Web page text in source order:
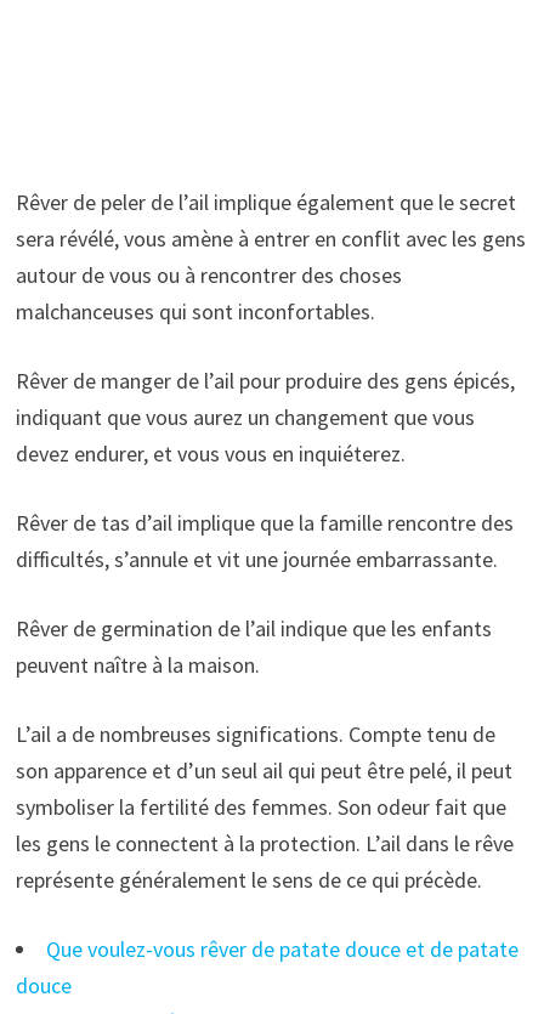
Rêver de peler de l’ail implique également que le secret
sera révélé, vous amène à entrer en conflit avec les gens
autour de vous ou à rencontrer des choses
malchanceuses qui sont inconfortables.
Rêver de manger de l’ail pour produire des gens épicés,
indiquant que vous aurez un changement que vous
devez endurer, et vous vous en inquiéterez.
Rêver de tas d’ail implique que la famille rencontre des
difficultés, s’annule et vit une journée embarrassante.
Rêver de germination de l’ail indique que les enfants
peuvent naître à la maison.
L’ail a de nombreuses significations. Compte tenu de
son apparence et d’un seul ail qui peut être pelé, il peut
symboliser la fertilité des femmes. Son odeur fait que
les gens le connectent à la protection. L’ail dans le rêve
représente généralement le sens de ce qui précède.
Que voulez-vous rêver de patate douce et de patate
douce